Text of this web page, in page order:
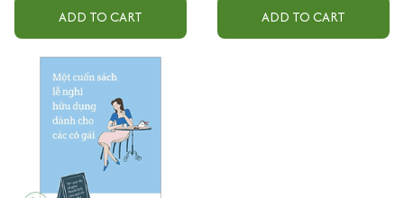
ADD TO CART ADD TO CART